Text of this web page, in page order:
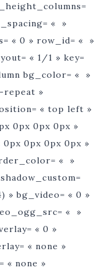
« »
« 0 » row_id= « »
« 1/1 » key=
bg_color= « »
repeat »
« top left »
0px 0px 0px »
0px 0px 0px 0px »
« »
» bg_video= « 0 »
« »
« 0 »
« none »
« none »